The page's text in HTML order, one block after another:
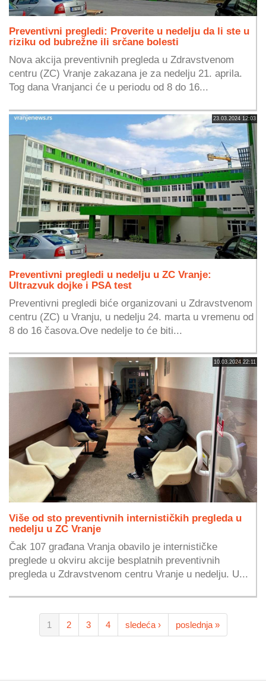
Preventivni pregledi: Proverite u nedelju da li ste u
riziku od bubrežne ili srčane bolesti
Nova akcija preventivnih pregleda u Zdravstvenom
centru (ZC) Vranje zakazana je za nedelju 21. aprila.
Tog dana Vranjanci će u periodu od 8 do 16...
23.03.2024 12:03
Preventivni pregledi u nedelju u ZC Vranje:
Ultrazvuk dojke i PSA test
Preventivni pregledi biće organizovani u Zdravstvenom
centru (ZC) u Vranju, u nedelju 24. marta u vremenu od
8 do 16 časova.Ove nedelje to će biti...
10.03.2024 22:11
Više od sto preventivnih internističkih pregleda u
nedelju u ZC Vranje
Čak 107 građana Vranja obavilo je internističke
preglede u okviru akcije besplatnih preventivnih
pregleda u Zdravstvenom centru Vranje u nedelju. U...
1 2 3 4 sledeća › poslednja »